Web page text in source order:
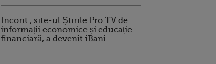
Incont , site-ul Știrile Pro TV de
informații economice și educație
financiară, a devenit iBani